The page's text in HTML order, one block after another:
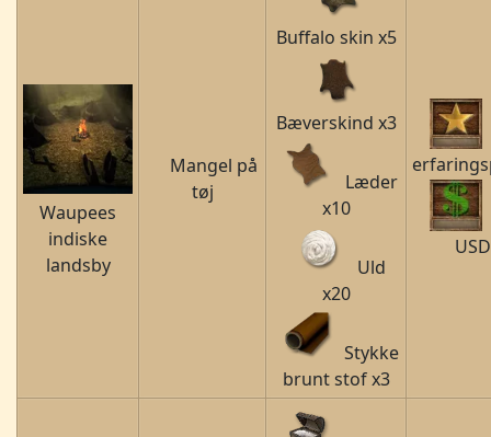
Waupees
indiske
landsby
Mangel på
tøj
Buffalo skin x5
Bæverskind x3
Læder
x10
Uld
x20
Stykke
brunt stof x3
USD